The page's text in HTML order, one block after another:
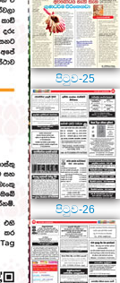
පිටුව-25
පිටුව-26